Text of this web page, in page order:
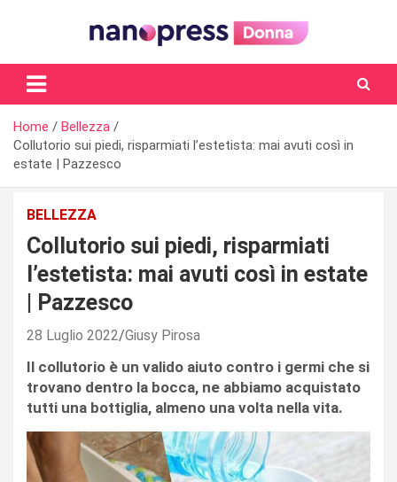
Il magazine femminile di Nanopress.it
Home
Bellezza
Collutorio sui piedi, risparmiati l’estetista: mai avuti così in
estate | Pazzesco
BELLEZZA
Collutorio sui piedi, risparmiati
l’estetista: mai avuti così in estate
| Pazzesco
28 Luglio 2022 Giusy Pirosa
Il collutorio è un valido aiuto contro i germi che si
trovano dentro la bocca, ne abbiamo acquistato
tutti una bottiglia, almeno una volta nella vita.